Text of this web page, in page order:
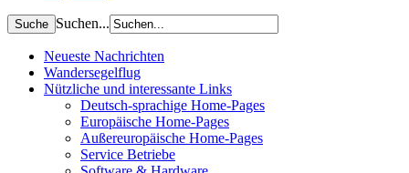
Suchen...
Neueste Nachrichten
Wandersegelflug
Nützliche und interessante Links
Deutsch-sprachige Home-Pages
Europäische Home-Pages
Außereuropäische Home-Pages
Service Betriebe